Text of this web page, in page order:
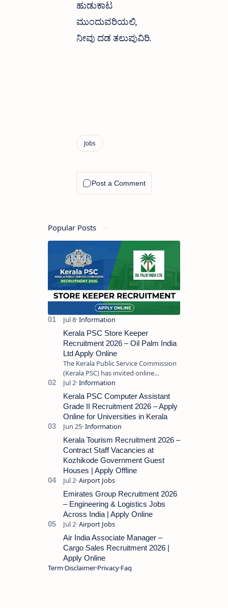
ಹುಡುಕಾಟ
ಮುಂದುವರಿಯಲಿ,
ನೀವು ದಡ ತಲುಪುವಿರಿ.
Popular Posts
Kerala PSC Store Keeper
Recruitment 2026 – Oil Palm India
Ltd Apply Online
The Kerala Public Service Commission
(Kerala PSC) has invited online
applications from eligible candidates
for the post of Store Keeper in Oil Pal…
Kerala PSC Computer Assistant
Grade II Recruitment 2026 – Apply
Online for Universities in Kerala
Kerala Tourism Recruitment 2026 –
Contract Staff Vacancies at
Kozhikode Government Guest
Houses | Apply Offline
Emirates Group Recruitment 2026
– Engineering & Logistics Jobs
Across India | Apply Online
Air India Associate Manager –
Cargo Sales Recruitment 2026 |
Apply Online
Term Disclaimer Privacy Faq